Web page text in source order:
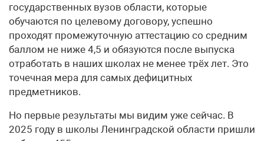
государственных вузов области, которые
обучаются по целевому договору, успешно
проходят промежуточную аттестацию со средним
баллом не ниже 4,5 и обязуются после выпуска
отработать в наших школах не менее трёх лет. Это
точечная мера для самых дефицитных
предметников.
Но первые результаты мы видим уже сейчас. В
2025 году в школы Ленинградской области пришли